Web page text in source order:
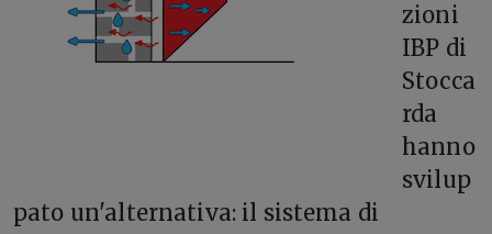
zioni
IBP di
Stocca
rda
hanno
svilup
pato un'alternativa: il sistema di